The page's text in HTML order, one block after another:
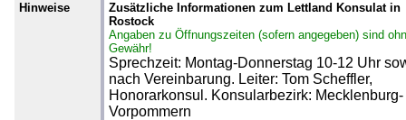
Hinweise
Zusätzliche Informationen zum Lettland Konsulat in
Rostock
Angaben zu Öffnungszeiten (sofern angegeben) sind
Gewähr!
Sprechzeit: Montag-Donnerstag 10-12 Uhr
nach Vereinbarung. Leiter: Tom Scheffler,
Honorarkonsul. Konsularbezirk: Mecklenburg-
Vorpommern